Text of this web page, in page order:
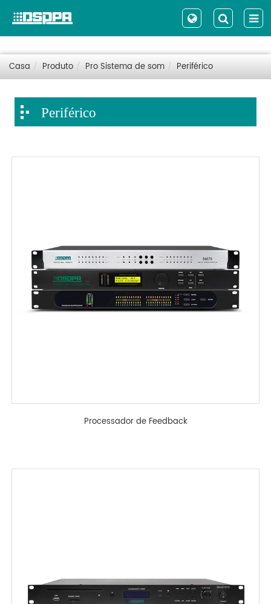
Casa Produto Pro Sistema de som Periférico
Periférico
Processador de Feedback